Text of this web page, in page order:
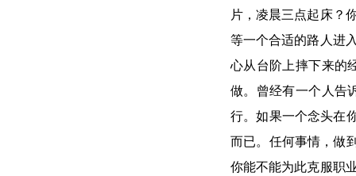
片，凌晨三点起床？
等一个合适的路人进
心从台阶上摔下来的
做。曾经有一个人告
行。如果一个念头在
而已。任何事情，做
你能不能为此克服职